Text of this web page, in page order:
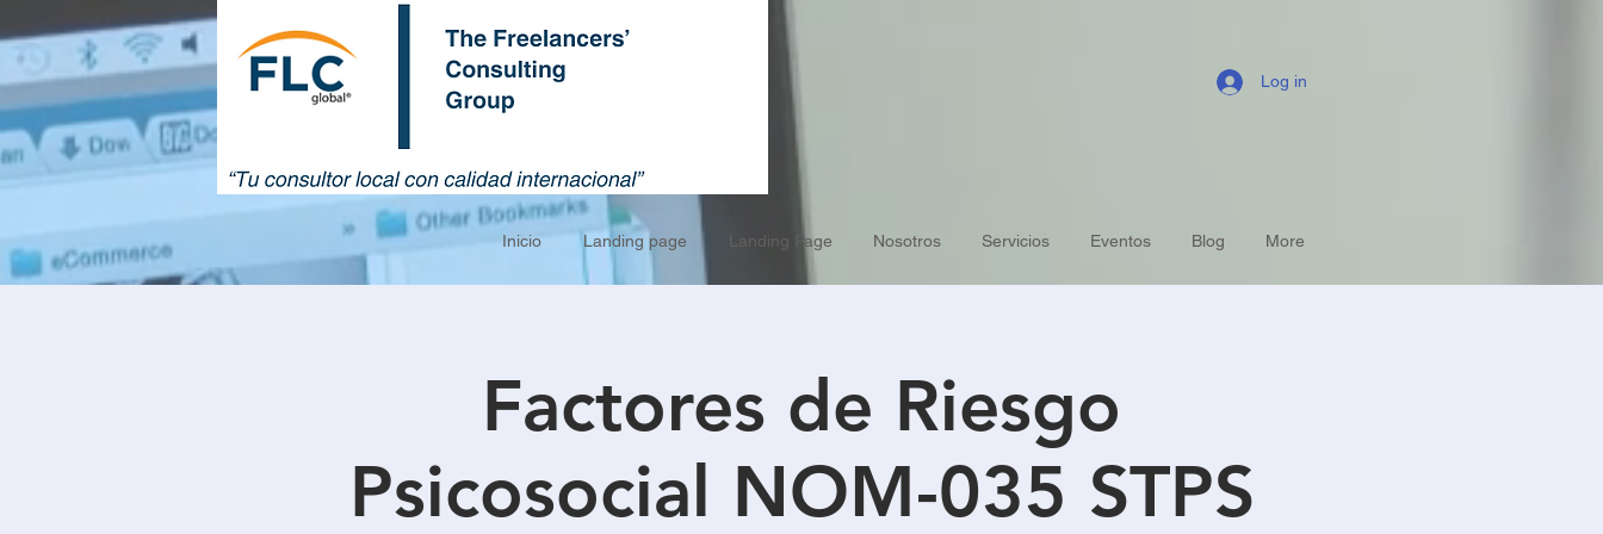
Log in
Inicio Landing page Landing Page Nosotros Servicios Eventos Blog More
Factores de Riesgo
Psicosocial NOM-035 STPS